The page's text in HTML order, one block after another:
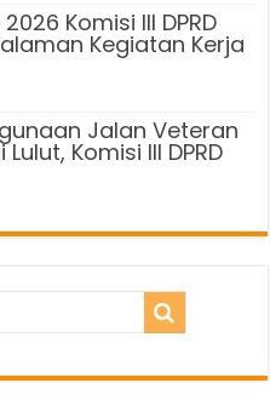
Komisi III DPRD
Kegiatan Kerja
Jalan Veteran
Komisi III DPRD